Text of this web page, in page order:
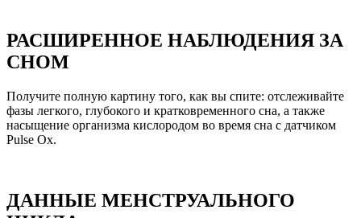
РАСШИРЕННОЕ НАБЛЮДЕНИЯ ЗА
СНОМ
Получите полную картину того, как вы спите: отслеживайте
фазы легкого, глубокого и кратковременного сна, а также
насыщение организма кислородом во время сна с датчиком
Pulse Ox.
ДАННЫЕ МЕНСТРУАЛЬНОГО